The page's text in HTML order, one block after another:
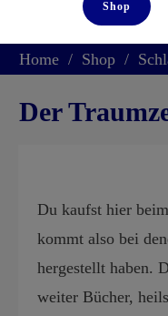
Shop
Home / Shop /
Der
Du kaufst hier
kommt also bei
hergestellt haben.
weiter Bücher,